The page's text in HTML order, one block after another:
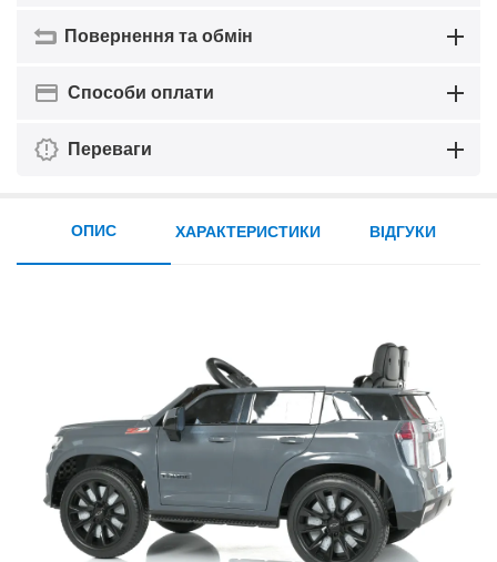
Повернення та обмін
Способи оплати
Переваги
ОПИС ХАРАКТЕРИСТИКИ ВІДГУКИ